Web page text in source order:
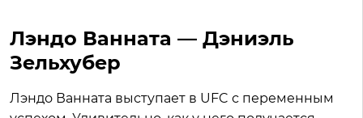
Лэндо Ванната — Дэниэль
Зельхубер
Лэндо Ванната выступает в UFC с переменным